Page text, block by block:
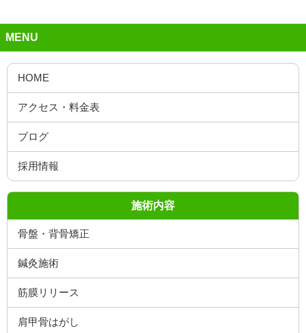
MENU
施術内容
骨盤・背骨矯正
鍼灸施術
筋膜リリース
肩甲骨はがし